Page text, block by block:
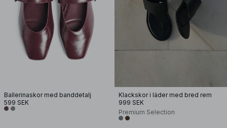
Ballerinaskor med banddetalj
599 SEK
Klackskor i läder med bred rem
999 SEK
Premium Selection